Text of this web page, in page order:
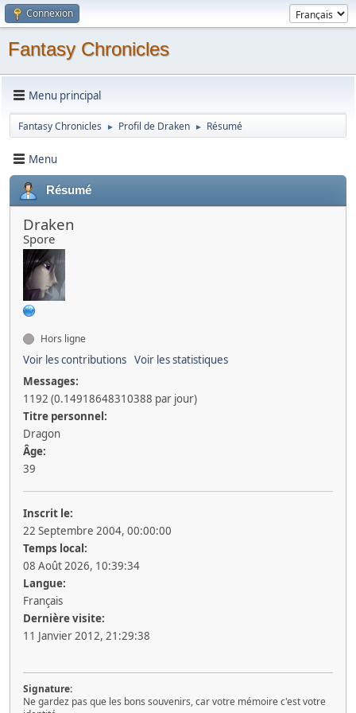
Connexion
Fantasy Chronicles
Menu principal
Fantasy Chronicles ► Profil de Draken ► Résumé
Menu
Résumé
Draken
Spore
Hors ligne
Voir les contributions Voir les statistiques
Messages:
1192 (0.14918648310388 par jour)
Titre personnel:
Dragon
Âge:
39
Inscrit le:
22 Septembre 2004, 00:00:00
Temps local:
08 Août 2026, 10:39:34
Langue:
Français
Dernière visite:
11 Janvier 2012, 21:29:38
Signature:
Ne gardez pas que les bons souvenirs, car votre mémoire c'est votre